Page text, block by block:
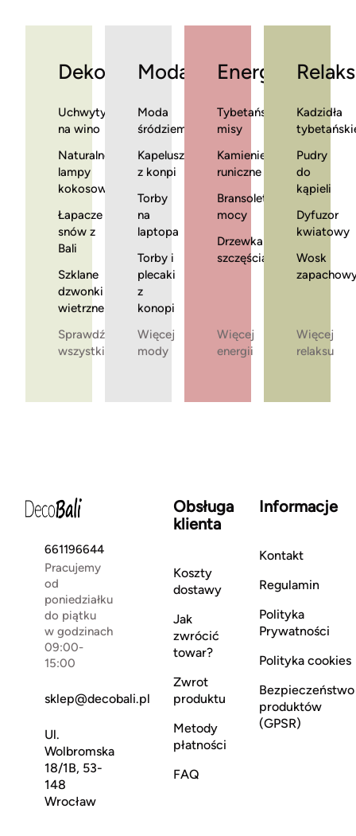
Dekoracje
Uchwyty
na wino
Naturalne
lampy
kokosowe
Łapacze
snów z
Bali
Szklane
dzwonki
wietrzne
Sprawdź
wszystkie
Moda
Moda
śródziemnomorska
Kapelusze
z konpi
Torby
na
laptopa
Torby i
plecaki
z
konopi
Więcej
mody
Energia
Tybetańskie
misy
Kamienie
runiczne
Bransoletki
mocy
Drzewka
szczęścia
Więcej
energii
Relaks
Kadzidła
Pudry
do
kąpieli
Dyfuzor
kwiatowy
Wosk
Więcej
relaksu
661196644
Pracujemy
od
poniedziałku
do piątku
w godzinach
09:00-
15:00
sklep@decobali.pl
Ul.
Wolbromska
18/1B, 53-
148
Wrocław
Obsługa
klienta
Koszty
dostawy
Jak
zwrócić
towar?
Zwrot
produktu
Metody
płatności
FAQ
Informacje
Kontakt
Regulamin
Polityka
Prywatności
Polityka cookies
Bezpieczeństwo
produktów
(GPSR)